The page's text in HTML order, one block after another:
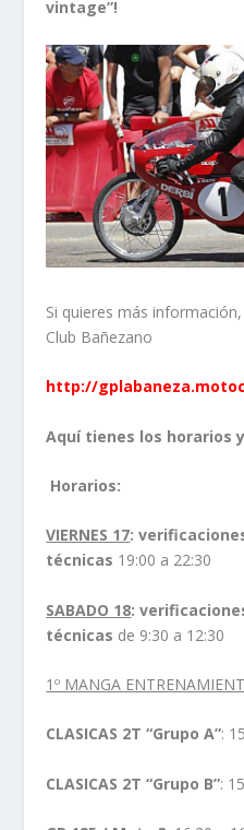
vintage”!
Si quieres más
Club Bañezano
http://
Aquí tienes los horarios
Horarios:
VIERNES 17:
técnicas 19:00 a 22:30
SABADO 18:
técnicas de 9:30 a 12:30
1º MANGA
CLASICAS 2T “Grupo A”:
CLASICAS 2T “Grupo B”: